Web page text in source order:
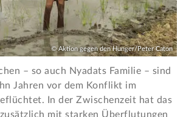
© Aktion gegen den Hunger/Peter Caton
– so auch Nyadats Familie – sind
Jahren vor dem Konflikt im
In der Zwischenzeit hat das
mit starken Überflutungen